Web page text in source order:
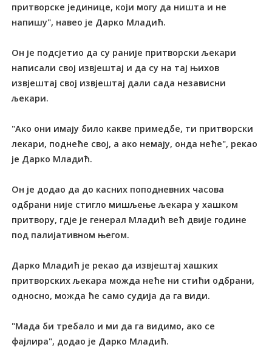
притворске јединице, који могу да ништа и не
напишу", навео је Дарко Младић.
Он је подсјетио да су раније притворски љекари
написали свој извјештај и да су на тај њихов
извјештај свој извјештај дали сада независни
љекари.
"Ако они имају било какве примедбе, ти притворски
лекари, поднеће свој, а ако немају, онда неће", рекао
је Дарко Младић.
Он је додао да до касних поподневних часова
одбрани није стигло мишљење љекара у хашком
притвору, гдје је генерал Младић већ двије године
под палијативном његом.
Дарко Младић је рекао да извјештај хашких
притворских љекара можда неће ни стићи одбрани,
односно, можда ће само судија да га види.
"Мада би требало и ми да га видимо, ако се
фајлира", додао је Дарко Младић.